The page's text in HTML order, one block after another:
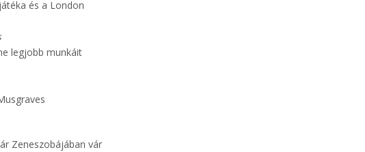
és a London
legjobb munkáit
Zeneszobájában vár